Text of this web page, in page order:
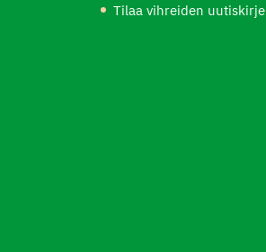
Tilaa vihreiden uutiskirje